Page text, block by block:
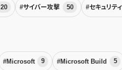
20 #サイバー攻撃 50 #セキュリティ
#Microsoft 9 #Microsoft Build 5